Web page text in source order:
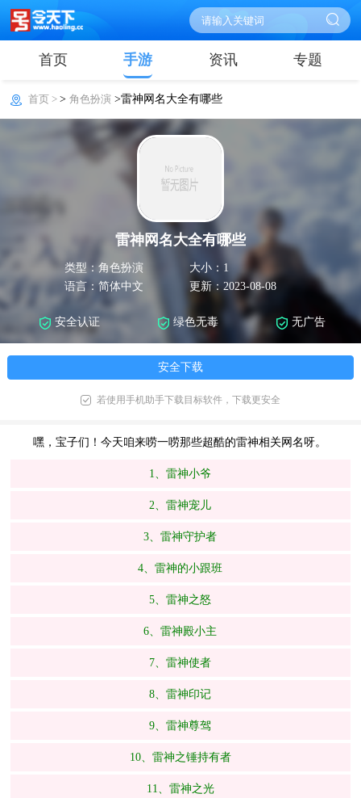
首页 手游 资讯 专题
首页 >>角色扮演 >雷神网名大全有哪些
雷神网名大全有哪些
类型：角色扮演
大小：1
语言：简体中文
更新：2023-08-08
安全认证 绿色无毒 无广告
安全下载
若使用手机助手下载目标软件，下载更安全
嘿，宝子们！今天咱来唠一唠那些超酷的雷神相关网名呀。
1、雷神小爷
2、雷神宠儿
3、雷神守护者
4、雷神的小跟班
5、雷神之怒
6、雷神殿小主
7、雷神使者
8、雷神印记
9、雷神尊驾
10、雷神之锤持有者
11、雷神之光